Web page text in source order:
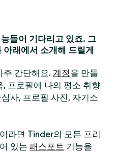
들이 기다리고 있죠. 그
래에서 소개해 드릴게
주 간단해요. 계정을 만들
프로필에 나의 평소 취향
사, 프로필 사진, 자기소
라면 Tinder의 모든 프리
있는 패스포트 기능을